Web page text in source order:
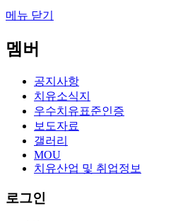
메뉴 닫기
멤버
공지사항
치유소식지
우수치유표준인증
보도자료
갤러리
MOU
치유산업 및 취업정보
로그인